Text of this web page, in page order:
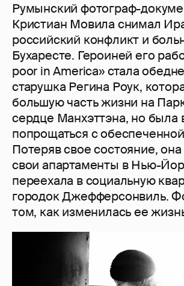
Румынский фотограф-
Кристиан Мовила снимал
российский конфликт и
Бухаресте. Героиней его
poor in America» стала
старушка Регина Роук,
большую часть жизни на
сердце Манхэттэна, но была
попрощаться с
Потеряв свое состояние,
свои апартаменты в Нью-
переехала в социальную
городок Джефферсонвиль.
том, как изменилась ее